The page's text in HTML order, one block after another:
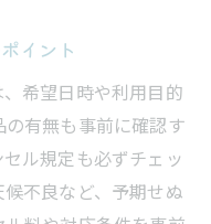
イント
希望日時や利用目的
有無も事前に確認す
ル規定も必ずチェッ
不良など、予期せぬ